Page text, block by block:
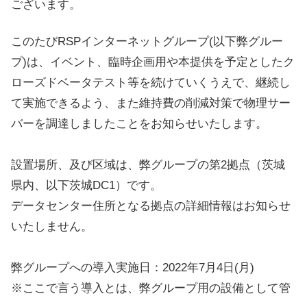
ございます。
このたびRSPインターネットグループ(以下弊グルー
プ)は、イベント、臨時企画用や本提供を予定としたク
ローズドベータテスト等を続けていくうえで、継続し
て実施できるよう、また維持費の削減対策で物理サー
バーを調達しましたことをお知らせいたします。
設置場所、及び区域は、弊グループの第2拠点（茨城
県内、以下茨城DC1）です。
データセンター住所となる拠点の詳細情報はお知らせ
いたしません。
弊グループへの導入実施日：2022年7月4日(月)
※ここで言う導入とは、弊グループ用の設備として管